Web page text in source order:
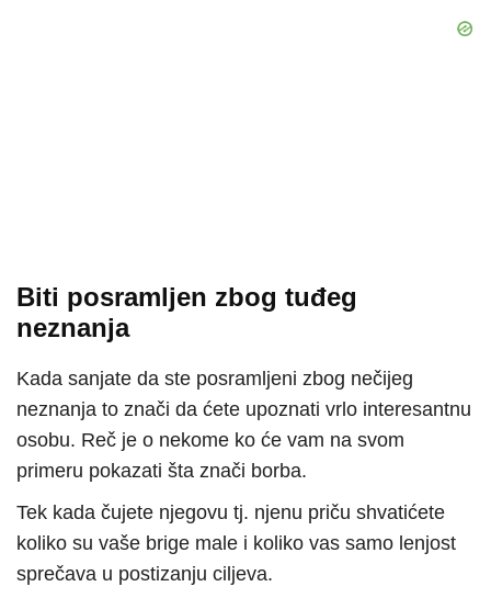
Biti posramljen zbog tuđeg
neznanja
Kada sanjate da ste posramljeni zbog nečijeg
neznanja to znači da ćete upoznati vrlo interesantnu
osobu. Reč je o nekome ko će vam na svom
primeru pokazati šta znači borba.
Tek kada čujete njegovu tj. njenu priču shvatićete
koliko su vaše brige male i koliko vas samo lenjost
sprečava u postizanju ciljeva.